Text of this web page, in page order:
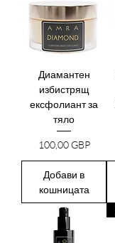
Диамантен
избистрящ
ексфолиант за
тяло
Цена
100,00 GBP
Добави в
кошницата